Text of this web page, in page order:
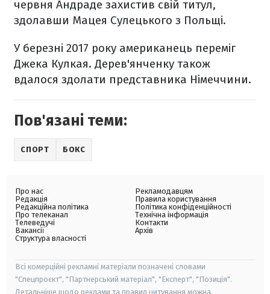
червня Андраде захистив свій титул,
здолавши Мацея Сулецького з Польщі.
У березні 2017 року американець переміг
Джека Кулкая. Дерев'янченку також
вдалося здолати представника Німеччини.
Пов'язані теми:
СПОРТ БОКС
Про нас
Редакція
Редакційна політика
Про телеканал
Телеведучі
Вакансії
Структура власності
Рекламодавцям
Правила користування
Політика конфіденційності
Технічна інформація
Контакти
Архів
Всі комерційні рекламні матеріали позначені словами
"Спецпроєкт", "Партнерський матеріал", "Експерт", "Позиція".
Детальніше щодо реклами та правил цитування можна